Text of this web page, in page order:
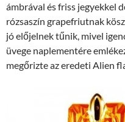
ámbrával és friss jegyekkel
rózsaszín grapefriutnak
jó előjelnek tűnik, mivel
üvege naplementére
megőrizte az eredeti Alien